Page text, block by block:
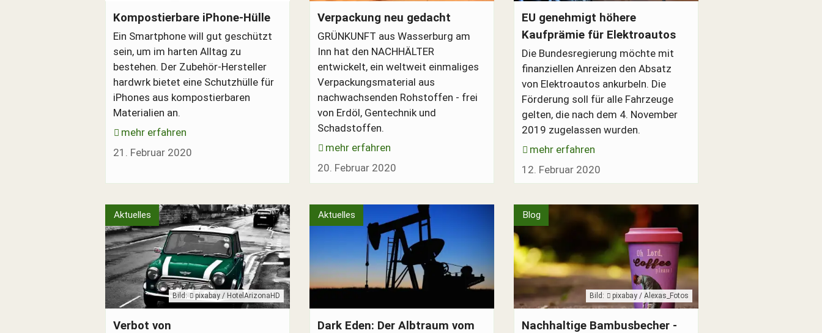
Kompostierbare iPhone-Hülle
Ein Smartphone will gut geschützt
sein, um im harten Alltag zu
bestehen. Der Zubehör-Hersteller
hardwrk bietet eine Schutzhülle für
iPhones aus kompostierbaren
Materialien an.
mehr erfahren
21. Februar 2020
Verpackung neu gedacht
GRÜNKUNFT aus Wasserburg am
Inn hat den NACHHÄLTER
entwickelt, ein weltweit einmaliges
Verpackungsmaterial aus
nachwachsenden Rohstoffen - frei
von Erdöl, Gentechnik und
Schadstoffen.
mehr erfahren
20. Februar 2020
EU genehmigt höhere
Kaufprämie für Elektroautos
Die Bundesregierung möchte mit
finanziellen Anreizen den Absatz
von Elektroautos ankurbeln. Die
Förderung soll für alle Fahrzeuge
gelten, die nach dem 4. November
2019 zugelassen wurden.
mehr erfahren
12. Februar 2020
Bild: pixabay / HotelArizonaHD
Verbot von
Aktuelles
Dark Eden: Der Albtraum vom
Aktuelles
Bild: pixabay / Alexas_Fotos
Nachhaltige Bambusbecher -
Blog
SUCHEN
Durchsuchen
alles
Suchbegriff
Suchen Abbrechen